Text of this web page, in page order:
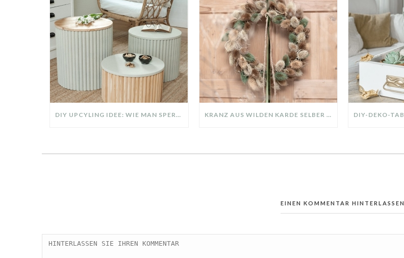
DIY UPCYLING IDEE: WIE MAN SPERRMÜLL IN EIN DESIGNER TEIL VERWANDELT KRANZ AUS WILDEN KARDE SELBER MACHEN: HERBSTDEKO GANZ EINFACH
EINEN KOMMENTAR HINTERLASSEN